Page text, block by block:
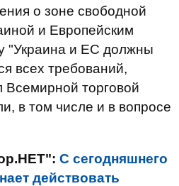
о зоне свободной
и Европейским
"Украина и ЕС должны
всех требований,
Всемирной торговой
в том числе и в вопросе
С сегодняшнего
действовать